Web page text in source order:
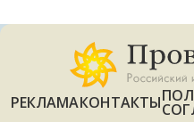
РЕКЛАМАКОНТАКТЫ